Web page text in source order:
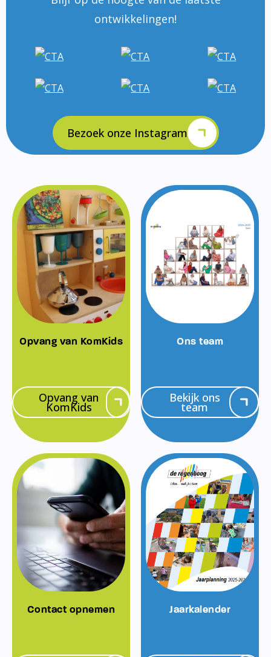
ontwikkelingen!
Bezoek onze Instagram
Opvang van KomKids
Opvang van
KomKids
Ons team
Bekijk ons
team
Contact opnemen Jaarkalender